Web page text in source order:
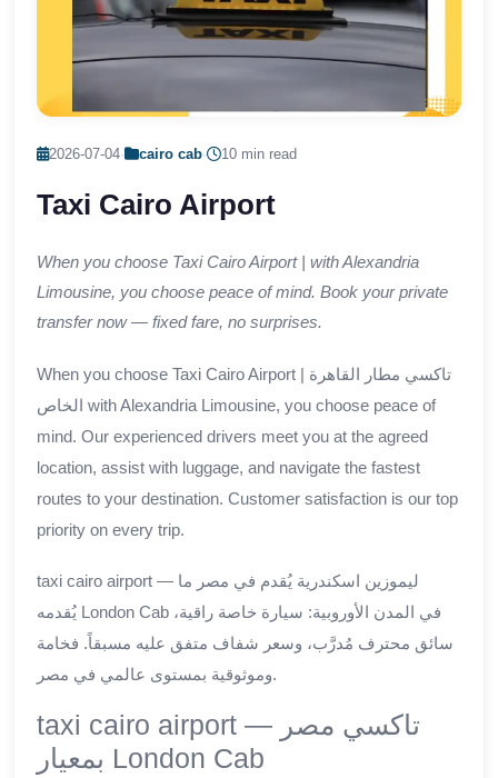
2026-07-04· cairo cab· 10 min read
Taxi Cairo Airport
When you choose Taxi Cairo Airport | with Alexandria
Limousine, you choose peace of mind. Book your private
transfer now — fixed fare, no surprises.
When you choose Taxi Cairo Airport | تاكسي مطار القاهرة
الخاص with Alexandria Limousine, you choose peace of
mind. Our experienced drivers meet you at the agreed
location, assist with luggage, and navigate the fastest
routes to your destination. Customer satisfaction is our top
priority on every trip.
taxi cairo airport — ليموزين اسكندرية يُقدم في مصر ما
يُقدمه London Cab في المدن الأوروبية: سيارة خاصة راقية،
سائق محترف مُدرَّب، وسعر شفاف متفق عليه مسبقاً. فخامة
وموثوقية بمستوى عالمي في مصر.
taxi cairo airport — تاكسي مصر
بمعيار London Cab